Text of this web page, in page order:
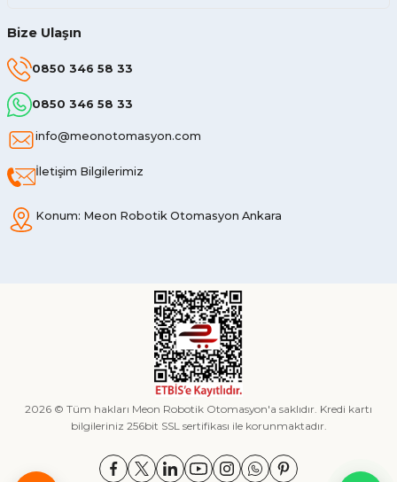
Bize Ulaşın
0850 346 58 33
0850 346 58 33
info@meonotomasyon.com
İletişim Bilgilerimiz
Konum: Meon Robotik Otomasyon Ankara
2026 © Tüm hakları Meon Robotik Otomasyon'a saklıdır. Kredi kartı
bilgileriniz 256bit SSL sertifikası ile korunmaktadır.